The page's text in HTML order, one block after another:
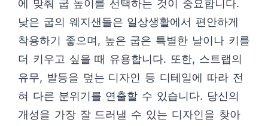
에 맞춰 굽 높이를 선택하는 것이 중요합니다.
낮은 굽의 웨지샌들은 일상생활에서 편안하게
착용하기 좋으며, 높은 굽은 특별한 날이나 키를
더 키우고 싶을 때 유용합니다. 또한, 스트랩의
유무, 발등을 덮는 디자인 등 디테일에 따라 전
혀 다른 분위기를 연출할 수 있습니다. 당신의
개성을 가장 잘 드러낼 수 있는 디자인을 찾아